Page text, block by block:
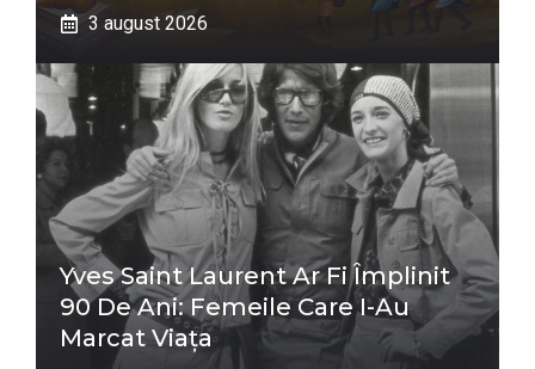
3 august 2026
Yves Saint Laurent Ar Fi Împlinit
90 De Ani: Femeile Care I-Au
Marcat Viața